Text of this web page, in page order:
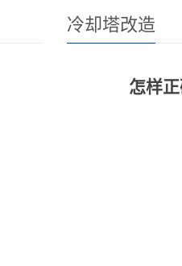
冷却塔改造
怎样